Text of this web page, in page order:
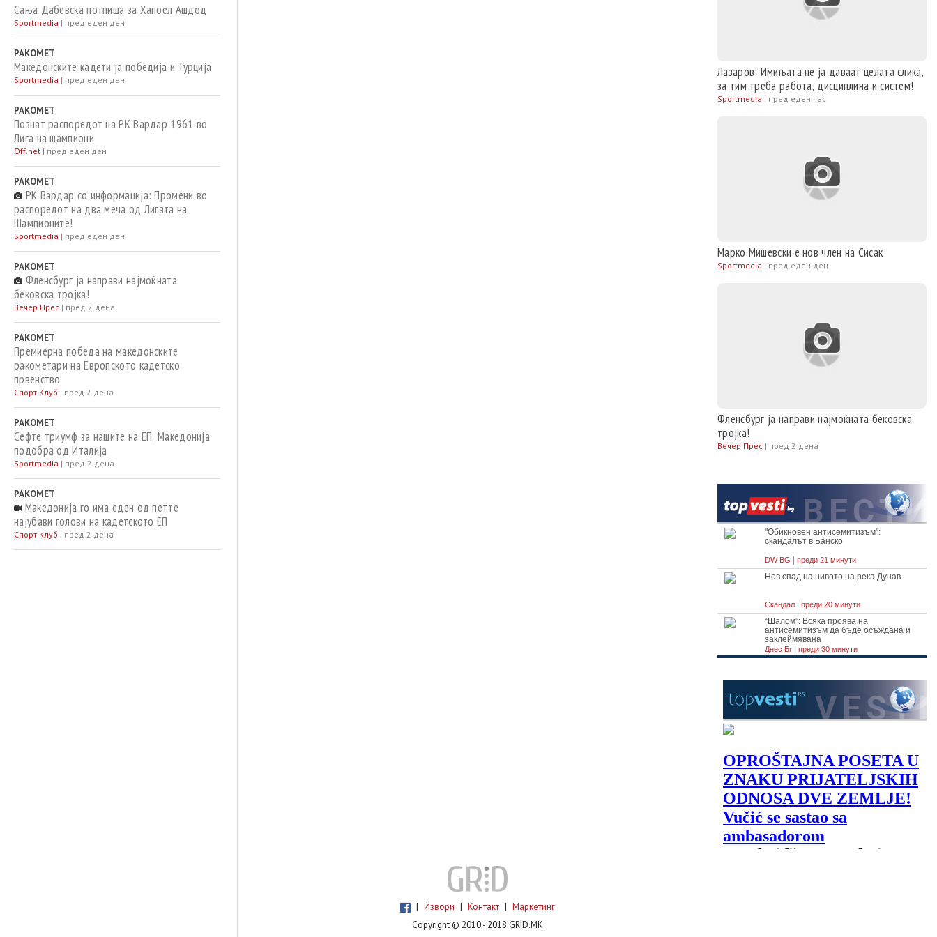
Сања Дабевска потпиша за Хапоел Ашдод
Sportmedia | пред еден ден
РАКОМЕТ
Македонските кадети ја победија и Турција
Sportmedia | пред еден ден
РАКОМЕТ
Познат распоредот на РК Вардар 1961 во
Лига на шампиони
Off.net | пред еден ден
РАКОМЕТ
РК Вардар со информација: Промени во
распоредот на два меча од Лигата на
Шампионите!
Sportmedia | пред еден ден
РАКОМЕТ
Фленсбург ја направи најмоќната
бековска тројка!
Вечер Прес | пред 2 дена
РАКОМЕТ
Премиерна победа на македонските
ракометари на Европското кадетско
првенство
Спорт Клуб | пред 2 дена
РАКОМЕТ
Сефте триумф за нашите на ЕП, Македонија
подобра од Италија
Sportmedia | пред 2 дена
РАКОМЕТ
Македонија го има еден од петте
најубави голови на кадетското ЕП
Спорт Клуб | пред 2 дена
Лазаров: Имињата не ја даваат целата слика,
за тим треба работа, дисциплина и систем!
Sportmedia | пред еден час
Марко Мишевски е нов член на Сисак
Sportmedia | пред еден ден
Фленсбург ја направи најмоќната бековска
тројка!
Вечер Прес | пред 2 дена
| Извори | Контакт | Маркетинг
Copyright © 2010 - 2018 GRID.MK